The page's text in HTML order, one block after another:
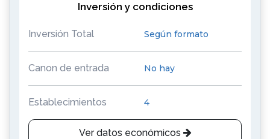
Inversión y condiciones
Inversión Total Según formato
Canon de entrada No hay
Establecimientos 4
Ver datos económicos